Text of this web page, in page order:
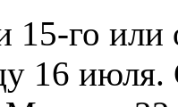
15-го или
16